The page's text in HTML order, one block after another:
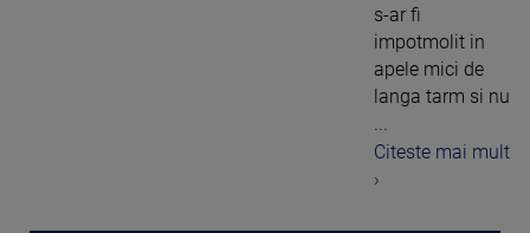
s-ar fi
impotmolit in
apele mici de
langa tarm si nu
...
Citeste mai mult
›